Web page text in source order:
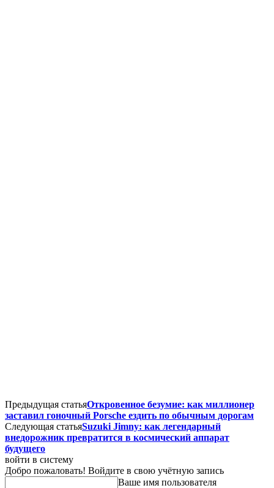
Предыдущая статьяОткровенное безумие: как миллионер
заставил гоночный Porsche ездить по обычным дорогам
Следующая статьяSuzuki Jimny: как легендарный
внедорожник превратится в космический аппарат
будущего
войти в систему
Добро пожаловать! Войдите в свою учётную запись
Ваше имя пользователя